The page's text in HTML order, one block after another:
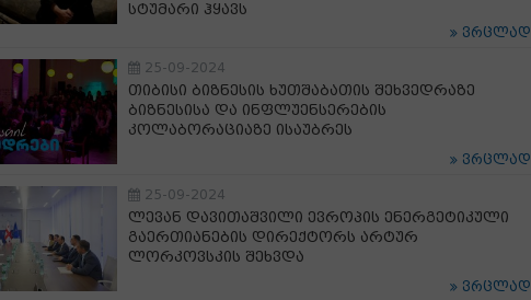
სტუმარი ჰყავს
ვრცლად
25-09-2024
თიბისი ბიზნესის ხუთშაბათის შეხვედრაზე
ბიზნესისა და ინფლუენსერების
კოლაბორაციაზე ისაუბრეს
ვრცლად
25-09-2024
ლევან დავითაშვილი ევროპის ენერგეტიკული
გაერთიანების დირექტორს არტურ
ლორკოვსკის შეხვდა
ვრცლად